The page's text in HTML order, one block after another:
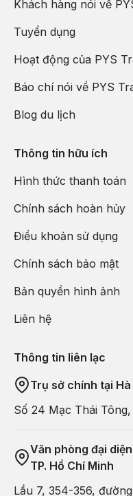
Khách hàng nói về
Tuyển dụng
Hoạt động của PYS
Báo chí nói về PYS
Blog du lịch
Thông tin hữu ích
Hình thức thanh toán
Chính sách hoàn hủy
Điều khoản sử dụng
Chính sách bảo mật
Bản quyền hình ảnh
Liên hệ
Thông tin liên lạc
Trụ sở chính tại Hà
Số 24 Mạc Thái
Văn phòng đại
TP. Hồ Chí Minh
Lầu 7, 354-356,